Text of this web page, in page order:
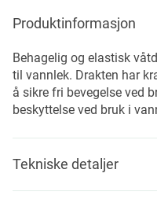
Produktinformasjon
Behagelig og elastisk
til vannlek. Drakten har
å sikre fri bevegelse ved
beskyttelse ved bruk i
Tekniske detaljer